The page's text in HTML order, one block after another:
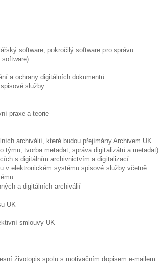
software, pokročilý software pro správu
a ochrany digitálních dokumentů
služby
praxe a teorie
archiválií, které budou přejímány Archivem UK
týmu, tvorba metadat, správa digitalizátů a metadat)
s digitálním archivnictvím a digitalizací
v elektronickém systému spisové služby včetně
a digitálních archiválií
UK
smlouvy UK
životopis spolu s motivačním dopisem e-mailem